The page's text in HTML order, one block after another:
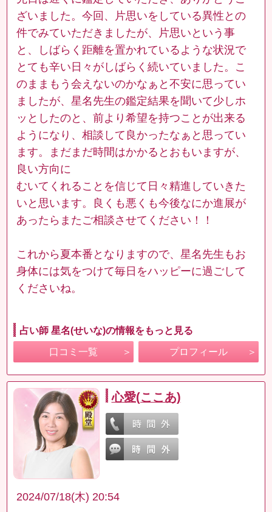
ざいました。今回、片思いをしている異性との
件でみていただきましたが、片思いという事
と、しばらく距離を置かれているような状況で
とても辛い日々がしばらく続いていました。こ
のままもう会えないのかなぁと不安に思ってい
ましたが、星名先生の鑑定結果を聞いて少しホ
ッとしたのと、前より希望を持つことが出来る
ようになり、相談して良かったなぁと思ってい
ます。まだまだ時間はかかるとおもいますが、
良い方向に
むいてくれることを信じて日々精進していきた
いと思います。良くも悪くも今後なにか進展が
あったらまたご相談させてください！！
これから夏本番となりますので、星名先生もお
身体には気をつけて毎日をハッピーに過ごして
くださいね。
占い師 星名(せいな)の情報をもっと見る
口コミ一覧 プロフィール
心愛(ここあ)
2024/07/18(木) 20:54